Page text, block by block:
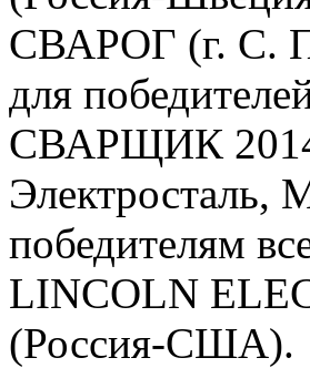
СВАРОГ (г. С.
для
СВАРЩИК
Электросталь,
победителям
LINCOLN
(Россия-США).